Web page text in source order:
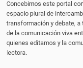
Concebimos este portal
espacio plural de
transformación y debate, a
de la comunicación viva
quienes editamos y la
lectora.